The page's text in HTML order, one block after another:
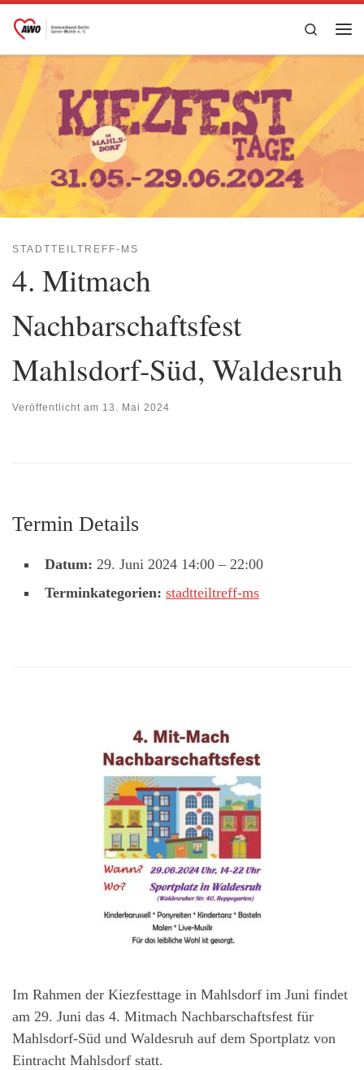
Zum Inhalt springen
Search
STADTTEILTREFF-MS
4. Mitmach
Nachbarschaftsfest
Mahlsdorf-Süd, Waldesruh
Veröffentlicht am 13. Mai 2024
Termin Details
Datum: 29. Juni 2024 14:00 – 22:00
Terminkategorien: stadtteiltreff-ms
Im Rahmen der Kiezfesttage in Mahlsdorf im Juni findet
am 29. Juni das 4. Mitmach Nachbarschaftsfest für
Mahlsdorf-Süd und Waldesruh auf dem Sportplatz von
Eintracht Mahlsdorf statt.